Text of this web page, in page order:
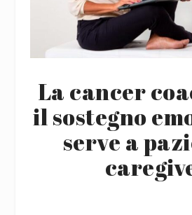
La cancer
il sostegno
serve a